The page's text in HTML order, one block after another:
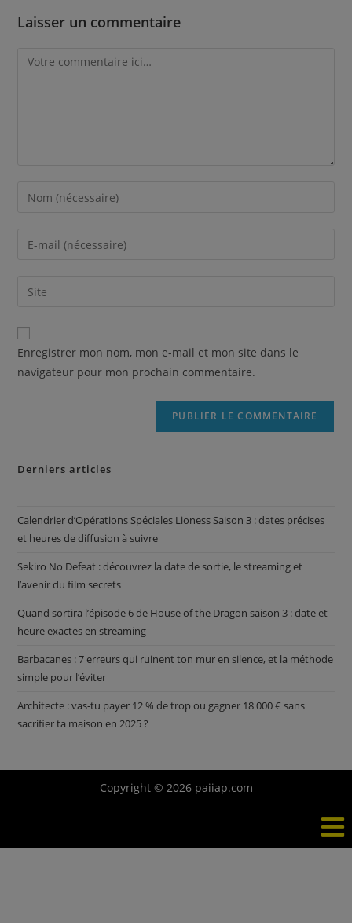
Laisser un commentaire
Enregistrer mon nom, mon e-mail et mon site dans le
navigateur pour mon prochain commentaire.
Derniers articles
Calendrier d’Opérations Spéciales Lioness Saison 3 : dates précises
et heures de diffusion à suivre
Sekiro No Defeat : découvrez la date de sortie, le streaming et
l’avenir du film secrets
Quand sortira l’épisode 6 de House of the Dragon saison 3 : date et
heure exactes en streaming
Barbacanes : 7 erreurs qui ruinent ton mur en silence, et la méthode
simple pour l’éviter
Architecte : vas-tu payer 12 % de trop ou gagner 18 000 € sans
sacrifier ta maison en 2025 ?
Copyright © 2026 paiiap.com